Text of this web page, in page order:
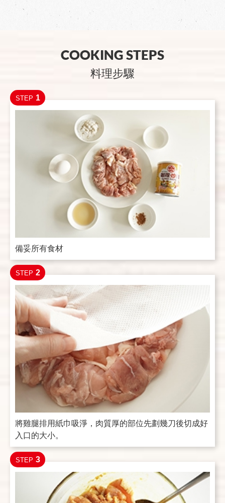
COOKING STEPS
料理步驟
STEP 1
備妥所有食材
STEP 2
將雞腿排用紙巾吸淨，肉質厚的部位先劃幾刀後切成好
入口的大小。
STEP 3